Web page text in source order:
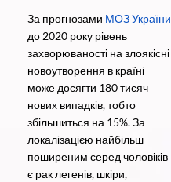
За прогнозами МОЗ України
до 2020 року рівень
захворюваності на злоякісні
новоутворення в країні
може досягти 180 тисяч
нових випадків, тобто
збільшиться на 15%. За
локалізацією найбільш
поширеним серед чоловіків
є рак легенів, шкіри,